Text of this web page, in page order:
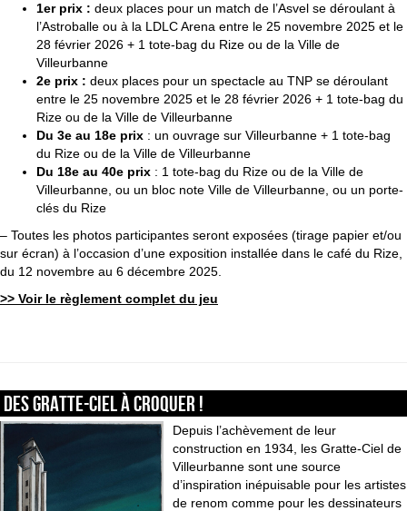
1er prix : deux places pour un match de l’Asvel se déroulant à
l’Astroballe ou à la LDLC Arena entre le 25 novembre 2025 et le
28 février 2026 + 1 tote-bag du Rize ou de la Ville de
Villeurbanne
2e prix : deux places pour un spectacle au TNP se déroulant
entre le 25 novembre 2025 et le 28 février 2026 + 1 tote-bag du
Rize ou de la Ville de Villeurbanne
Du 3e au 18e prix : un ouvrage sur Villeurbanne + 1 tote-bag
du Rize ou de la Ville de Villeurbanne
Du 18e au 40e prix : 1 tote-bag du Rize ou de la Ville de
Villeurbanne, ou un bloc note Ville de Villeurbanne, ou un porte-
clés du Rize
– Toutes les photos participantes seront exposées (tirage papier et/ou
sur écran) à l’occasion d’une exposition installée dans le café du Rize,
du 12 novembre au 6 décembre 2025.
>> Voir le règlement complet du jeu
Des Gratte-Ciel à croquer !
Depuis l’achèvement de leur
construction en 1934, les Gratte-Ciel de
Villeurbanne sont une source
d’inspiration inépuisable pour les artistes
de renom comme pour les dessinateurs